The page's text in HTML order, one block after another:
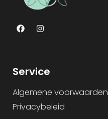
Service
Algemene voorwaarden
Privacybeleid